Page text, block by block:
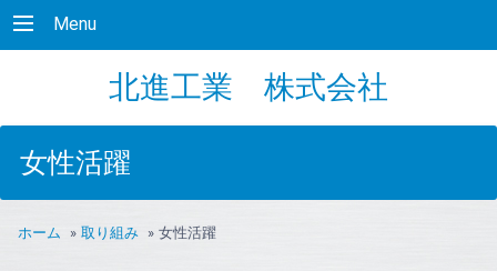
Menu
北進工業 株式会社
女性活躍
ホーム » 取り組み » 女性活躍